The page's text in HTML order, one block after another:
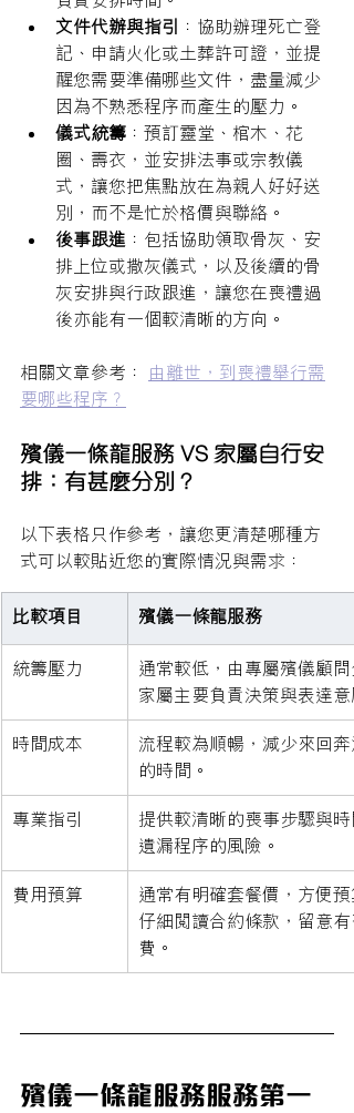
文件代辦與指引
：協助辦理死亡登
記、申請火化或土葬許可證，並提
醒您需要準備哪些文件，盡量減少
因為不熟悉程序而產生的壓力。
儀式統籌 ：預訂靈堂、棺木、花
圈、壽衣，並安排法事或宗教儀
式，讓您把焦點放在為親人好好送
別，而不是忙於格價與聯絡。
後事跟進 ：包括協助領取骨灰、安
排上位或撒灰儀式，以及後續的骨
灰安排與行政跟進，讓您在喪禮過
後亦能有一個較清晰的方向。
相關文章參考：
由離世，到喪禮舉行需
要哪些程序？
殯儀一條龍服務 VS 家屬自行安
排：有甚麼分別？
以下表格只作參考，讓您更清楚哪種方
式可以較貼近您的實際情況與需求：
比較項目 殯儀一條龍服務
統籌壓力
通常較低，由專屬殯儀顧問
家屬主要負責決策與表達意
時間成本
流程較為順暢，減少來回奔
的時間。
專業指引
提供較清晰的喪事步驟與時
遺漏程序的風險。
費用預算
通常有明確套餐價，方便預
仔細閱讀合約條款，留意有
費。
殯儀一條龍服務服務第一